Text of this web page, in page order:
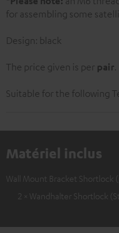
for assembling some
Design: black
The price given is per pair.
Suitable for the following
Matériel inclus
Wall Mount Bracket Shortlock
2 × Wandhalter Shortlock